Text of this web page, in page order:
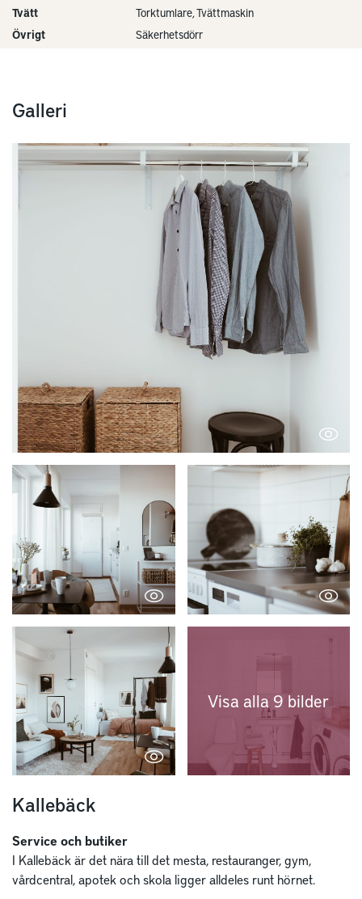
Tvätt
Torktumlare, Tvättmaskin
Övrigt
Säkerhetsdörr
Galleri
Visa alla 9 bilder
Kallebäck
Service och butiker
I Kallebäck är det nära till det mesta, restauranger, gym,
vårdcentral, apotek och skola ligger alldeles runt hörnet.